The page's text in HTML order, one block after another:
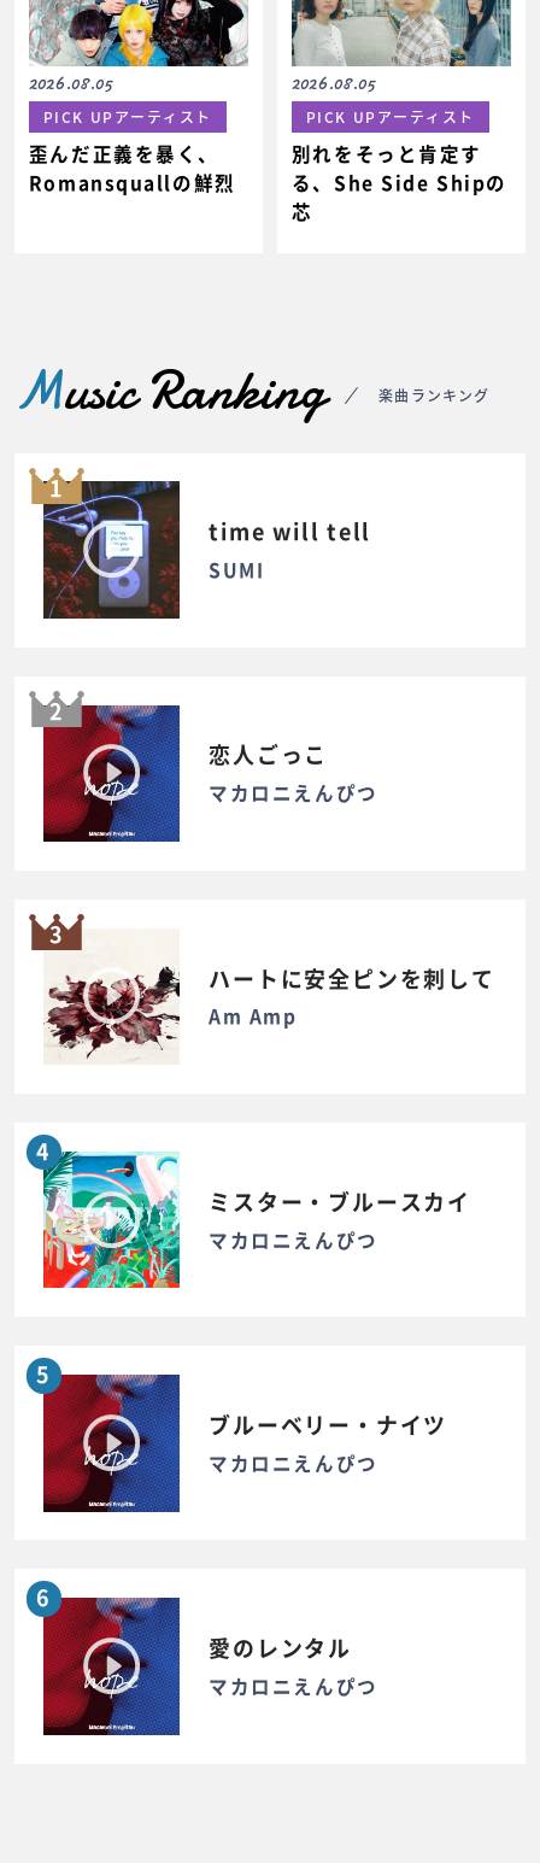
2026.08.05
PICK UPアーティスト
歪んだ正義を暴く、
Romansquallの鮮烈
2026.08.05
PICK UPアーティスト
別れをそっと肯定す
る、She Side Shipの
芯
Music Ranking 楽曲ランキング
1
time will tell
SUMI
2
恋人ごっこ
マカロニえんぴつ
3
ハートに安全ピンを刺して
Am Amp
4
ミスター・ブルースカイ
マカロニえんぴつ
5
ブルーベリー・ナイツ
マカロニえんぴつ
6
愛のレンタル
マカロニえんぴつ